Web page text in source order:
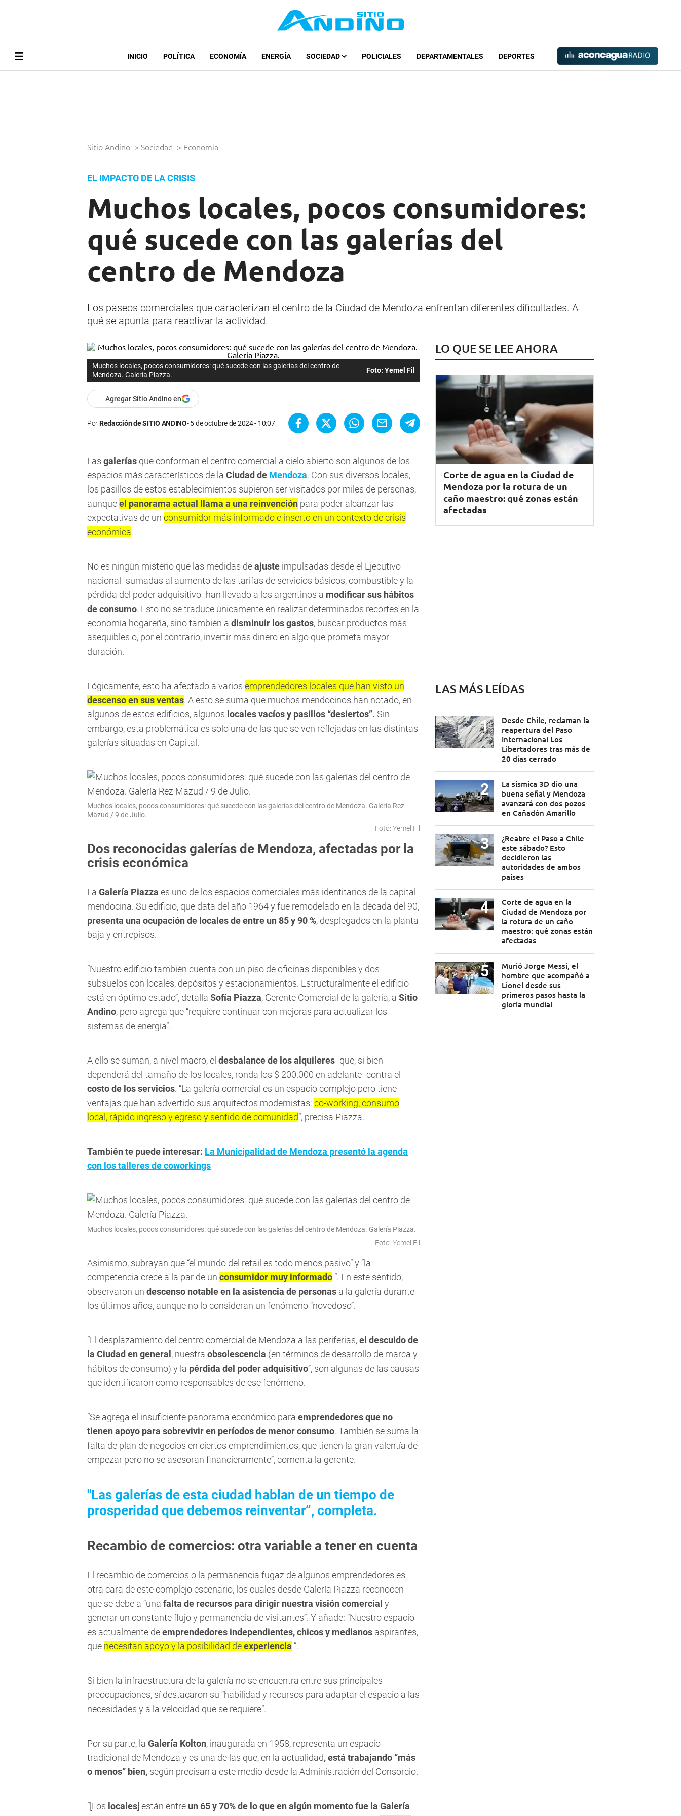
INICIO POLÍTICA ECONOMÍA ENERGÍA SOCIEDAD POLICIALES DEPARTAMENTALES DEPORTES
Sitio Andino > Sociedad > Economía
EL IMPACTO DE LA CRISIS
Muchos locales, pocos consumidores:
qué sucede con las galerías del
centro de Mendoza
Los paseos comerciales que caracterizan el centro de la Ciudad de Mendoza enfrentan diferentes dificultades. A
qué se apunta para reactivar la actividad.
Muchos locales, pocos consumidores: qué sucede con las galerías del centro de
Mendoza. Galería Piazza.
Foto: Yemel Fil
Agregar Sitio Andino en
PorRedacción de SITIO ANDINO 5 de octubre de 2024 - 10:07
Las galerías que conforman el centro comercial a cielo abierto son algunos de los
espacios más característicos de la Ciudad de Mendoza. Con sus diversos locales,
los pasillos de estos establecimientos supieron ser visitados por miles de personas,
aunqueel panorama actual llama a una reinvención para poder alcanzar las
expectativas de un consumidor más informado e inserto en un contexto de crisis
económica.
No es ningún misterio que las medidas deajuste impulsadas desde el Ejecutivo
nacional -sumadas al aumento de las tarifas de servicios básicos, combustible y la
pérdida del poder adquisitivo- han llevado a los argentinos a modificar sus hábitos
de consumo. Esto no se traduce únicamente en realizar determinados recortes en la
economía hogareña, sino también a disminuir los gastos, buscar productos más
asequibles o, por el contrario, invertir más dinero en algo que prometa mayor
duración.
Lógicamente, esto ha afectado a varios emprendedores locales que han visto un
descenso en sus ventas. A esto se suma que muchos mendocinos han notado, en
algunos de estos edificios, algunos locales vacíos y pasillos “desiertos”. Sin
embargo, esta problemática es solo una de las que se ven reflejadas en las distintas
galerías situadas en Capital.
Muchos locales, pocos consumidores: qué sucede con las galerías del centro de Mendoza. Galería Rez
Mazud / 9 de Julio.
Foto: Yemel Fil
Dos reconocidas galerías de Mendoza, afectadas por la
crisis económica
La Galería Piazza es uno de los espacios comerciales más identitarios de la capital
mendocina. Su edificio, que data del año 1964 y fue remodelado en la década del 90,
presenta una ocupación de locales de entre un 85 y 90 %, desplegados en la planta
baja y entrepisos.
“Nuestro edificio también cuenta con un piso de oficinas disponibles y dos
subsuelos con locales, depósitos y estacionamientos. Estructuralmente el edificio
está en óptimo estado”, detalla Sofía Piazza, Gerente Comercial de la galería, a Sitio
Andino, pero agrega que “requiere continuar con mejoras para actualizar los
sistemas de energía”.
A ello se suman, a nivel macro, el desbalance de los alquileres-que, si bien
dependerá del tamaño de los locales, ronda los $ 200.000 en adelante- contra el
costo de los servicios. “La galería comercial es un espacio complejo pero tiene
ventajas que han advertido sus arquitectos modernistas: co-working, consumo
local, rápido ingreso y egreso y sentido de comunidad”, precisa Piazza.
También te puede interesar: La Municipalidad de Mendoza presentó la agenda
con los talleres de coworkings
Muchos locales, pocos consumidores: qué sucede con las galerías del centro de Mendoza. Galería Piazza.
Foto: Yemel Fil
Asimismo, subrayan que “el mundo del retail es todo menos pasivo” y “la
competencia crece a la par de un consumidor muy informado”. En este sentido,
observaron un descenso notable en la asistencia de personas a la galería durante
los últimos años, aunque no lo consideran un fenómeno “novedoso”.
“El desplazamiento del centro comercial de Mendoza a las periferias,el descuido de
la Ciudad en general , nuestra obsolescencia (en términos de desarrollo de marca y
hábitos de consumo) y la pérdida del poder adquisitivo”, son algunas de las causas
que identificaron como responsables de ese fenómeno.
“Se agrega el insuficiente panorama económico para emprendedores que no
tienen apoyo para sobrevivir en períodos de menor consumo. También se suma la
falta de plan de negocios en ciertos emprendimientos, que tienen la gran valentía de
empezar pero no se asesoran financieramente”, comenta la gerente.
"Las galerías de esta ciudad hablan de un tiempo de
prosperidad que debemos reinventar”, completa.
Recambio de comercios: otra variable a tener en cuenta
El recambio de comercios o la permanencia fugaz de algunos emprendedores es
otra cara de este complejo escenario, los cuales desde Galería Piazza reconocen
que se debe a “una falta de recursos para dirigir nuestra visión comercial y
generar un constante flujo y permanencia de visitantes”. Y añade: “Nuestro espacio
es actualmente deemprendedores independientes, chicos y medianos aspirantes,
que necesitan apoyo y la posibilidad deexperiencia ”.
Si bien la infraestructura de la galería no se encuentra entre sus principales
preocupaciones, sí destacaron su “habilidad y recursos para adaptar el espacio a las
necesidades y a la velocidad que se requiere”.
Por su parte, la Galería Kolton, inaugurada en 1958, representa un espacio
tradicional de Mendoza y es una de las que, en la actualidad, está trabajando “más
o menos” bien, según precisan a este medio desde la Administración del Consorcio.
“[Los locales ] están entre un 65 y 70% de lo que en algún momento fue la Galería
LO QUE SE LEE AHORA
Corte de agua en la Ciudad de
Mendoza por la rotura de un
caño maestro: qué zonas están
afectadas
LAS MÁS LEÍDAS
Desde Chile, reclaman la
reapertura del Paso
Internacional Los
Libertadores tras más de
20 días cerrado
La sísmica 3D dio una
buena señal y Mendoza
avanzará con dos pozos
en Cañadón Amarillo
¿Reabre el Paso a Chile
este sábado? Esto
decidieron las
autoridades de ambos
países
Corte de agua en la
Ciudad de Mendoza por
la rotura de un caño
maestro: qué zonas están
afectadas
Murió Jorge Messi, el
hombre que acompañó a
Lionel desde sus
primeros pasos hasta la
gloria mundial